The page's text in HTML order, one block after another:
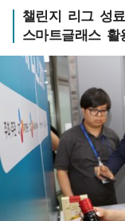
챌린지 리그 성
스마트글래스 활